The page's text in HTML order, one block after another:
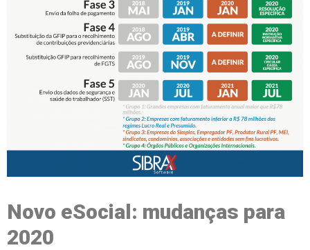
Novo eSocial: mudanças para
2020